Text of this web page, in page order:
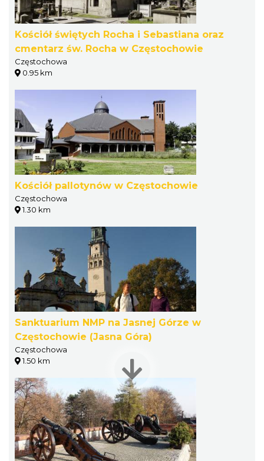
Kościół świętych Rocha i Sebastiana oraz
cmentarz św. Rocha w Częstochowie
Częstochowa
0.95 km
Kościół pallotynów w Częstochowie
Częstochowa
1.30 km
Sanktuarium NMP na Jasnej Górze w
Częstochowie (Jasna Góra)
Częstochowa
1.50 km